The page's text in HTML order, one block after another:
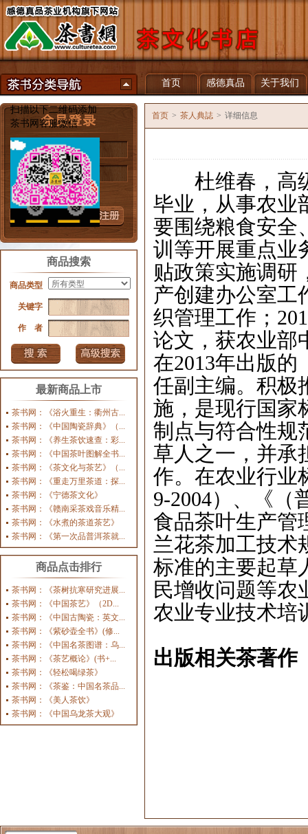
首页 感德真品 关于我们
用户名
密 码
忘记密码？
商品搜索
商品类型
关键字
作 者
最新商品上市
茶书网：《浴火重生：衢州古...
茶书网：《中国陶瓷辞典》（...
茶书网：《养生茶饮速查：彩...
茶书网：《中国茶叶图解全书...
茶书网：《茶文化与茶艺》（...
茶书网：《重走万里茶道：探...
茶书网：《宁德茶文化》
茶书网：《赣南采茶戏音乐精...
茶书网：《水煮的茶道茶艺》
茶书网：《第一次品普洱茶就...
商品点击排行
茶书网：《茶树抗寒研究进展...
茶书网：《中国茶艺》（2D...
茶书网：《中国古陶瓷：英文...
茶书网：《紫砂壶全书》(修...
茶书网：《中国名茶图谱：乌...
茶书网：《茶艺概论》(书+...
茶书网：《轻松喝绿茶》
茶书网：《茶鉴：中国名茶品...
茶书网：《美人茶饮》
茶书网：《中国乌龙茶大观》
首页 > 茶人典誌 > 详细信息
杜维春，高
毕业，从事农业
要围绕粮食安全
训等开展重点业
贴政策实施调研
产创建办公室工
织管理工作；
论文，获农业部
在2013年出版的
任副主编。积极
施，是现行国家
制点与符合性规
草人之一，并承
作。在农业行业
9-2004）、《（
食品茶叶生产管
兰花茶加工技术
标准的主要起草
民增收问题等农
农业专业技术培
出版相关茶著作
扫描以下二维码添加
茶书网客服微信